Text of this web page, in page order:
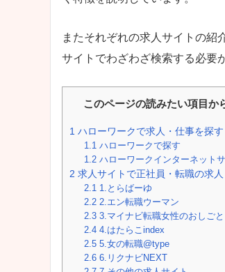
またそれぞれの求人サイトの紹
サイトでわざわざ検索する必要
このページの読みたい項目か
1 ハローワークで求人・仕事を探す
1.1 ハローワークで探す
1.2 ハローワークインターネット
2 求人サイトで正社員・転職の求
2.1 1.とらばーゆ
2.2 2.エン転職ウーマン
2.3 3.マイナビ転職女性のおしごと
2.4 4.はたらこindex
2.5 5.女の転職@type
2.6 6.リクナビNEXT